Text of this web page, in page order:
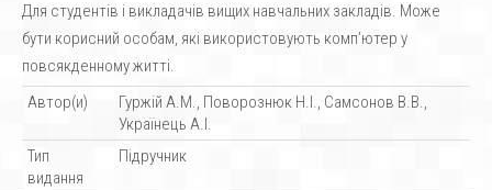
Для студентів і викладачів вищих навчальних закладів. Може
бути корисний особам, які використовують комп’ютер у
повсякденному житті.
Автор(и)
Гуржій А.М., Поворознюк Н.І., Самсонов В.В.,
Українець А.І.
Тип
видання
Підручник